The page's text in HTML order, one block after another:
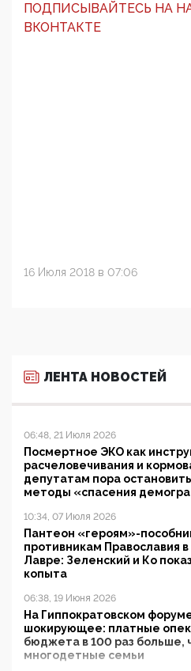
ПОДПИСЫВАЙТЕСЬ НА
ВКОНТАКТЕ
16 Июля 2018 в 07:06
ЛЕНТА НОВОСТЕЙ
06:48, 21 Июля 2026
Посмертное ЭКО как
расчеловечивания и
депутатам пора
методы «спасения
10:34, 07 Июля 2026
Пантеон «героям»-
противникам Православия
Лавре: Зеленский и Ко
копыта
06:38, 19 Июня 2026
На Гиппократовском
шокирующее: платные
бюджета в 100 раз больше,
многодетные семьи